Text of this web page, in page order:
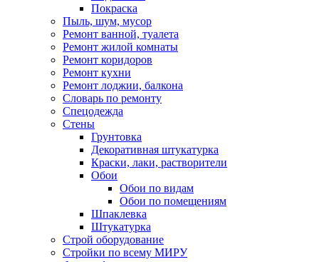
Покраска
Пыль, шум, мусор
Ремонт ванной, туалета
Ремонт жилой комнаты
Ремонт коридоров
Ремонт кухни
Ремонт лоджии, балкона
Словарь по ремонту
Спецодежда
Стены
Грунтовка
Декоративная штукатурка
Краски, лаки, растворители
Обои
Обои по видам
Обои по помещениям
Шпаклевка
Штукатурка
Строй оборудование
Стройки по всему МИРУ